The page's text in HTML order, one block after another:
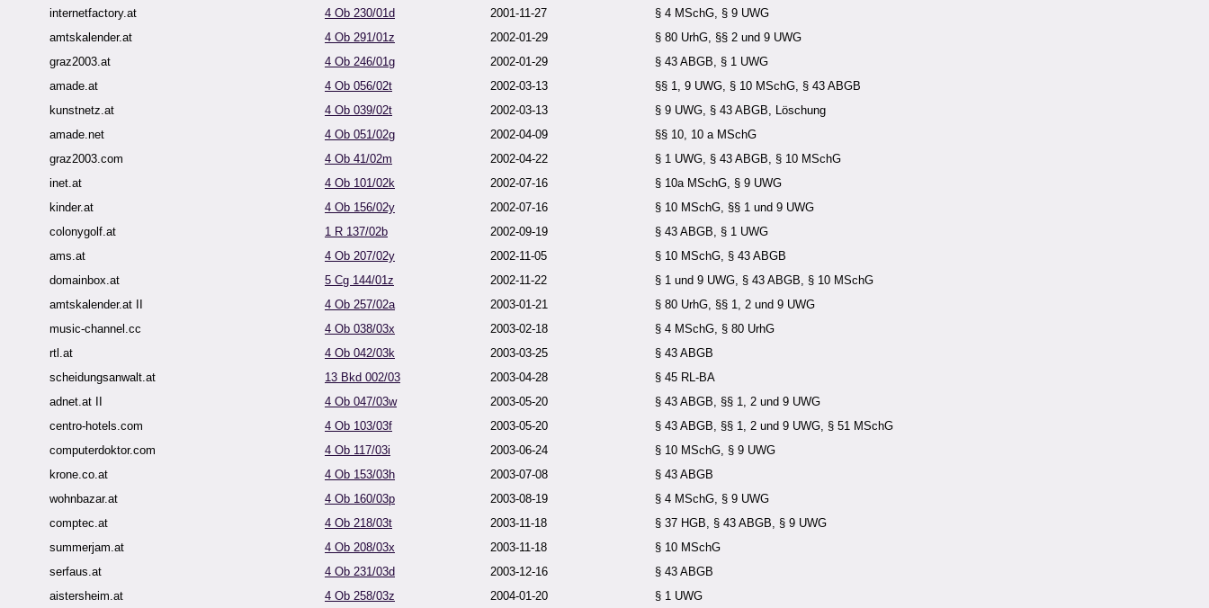
internetfactory.at
4 Ob 230/01d 2001-11-27
§ 4 MSchG, § 9 UWG
amtskalender.at
4 Ob 291/01z 2002-01-29
§ 80 UrhG, §§ 2 und 9 UWG
graz2003.at
4 Ob 246/01g 2002-01-29
§ 43 ABGB, § 1 UWG
amade.at
4 Ob 056/02t 2002-03-13
§§ 1, 9 UWG, § 10 MSchG, § 43 ABGB
kunstnetz.at
4 Ob 039/02t 2002-03-13
§ 9 UWG, § 43 ABGB, Löschung
amade.net
4 Ob 051/02g 2002-04-09
§§ 10, 10 a MSchG
graz2003.com
4 Ob 41/02m 2002-04-22
§ 1 UWG, § 43 ABGB, § 10 MSchG
inet.at
4 Ob 101/02k 2002-07-16
§ 10a MSchG, § 9 UWG
kinder.at
4 Ob 156/02y 2002-07-16
§ 10 MSchG, §§ 1 und 9 UWG
colonygolf.at
1 R 137/02b 2002-09-19
§ 43 ABGB, § 1 UWG
ams.at
4 Ob 207/02y 2002-11-05
§ 10 MSchG, § 43 ABGB
domainbox.at
5 Cg 144/01z 2002-11-22
§ 1 und 9 UWG, § 43 ABGB, § 10 MSchG
amtskalender.at II
4 Ob 257/02a 2003-01-21
§ 80 UrhG, §§ 1, 2 und 9 UWG
music-channel.cc
4 Ob 038/03x 2003-02-18
§ 4 MSchG, § 80 UrhG
rtl.at
4 Ob 042/03k 2003-03-25
§ 43 ABGB
scheidungsanwalt.at
13 Bkd 002/03 2003-04-28
§ 45 RL-BA
adnet.at II
4 Ob 047/03w 2003-05-20
§ 43 ABGB, §§ 1, 2 und 9 UWG
centro-hotels.com
4 Ob 103/03f 2003-05-20
§ 43 ABGB, §§ 1, 2 und 9 UWG, § 51 MSchG
computerdoktor.com
4 Ob 117/03i 2003-06-24
§ 10 MSchG, § 9 UWG
krone.co.at
4 Ob 153/03h 2003-07-08
§ 43 ABGB
wohnbazar.at
4 Ob 160/03p 2003-08-19
§ 4 MSchG, § 9 UWG
comptec.at
4 Ob 218/03t 2003-11-18
§ 37 HGB, § 43 ABGB, § 9 UWG
summerjam.at
4 Ob 208/03x 2003-11-18
§ 10 MSchG
serfaus.at
4 Ob 231/03d 2003-12-16
§ 43 ABGB
aistersheim.at
4 Ob 258/03z 2004-01-20 § 1 UWG